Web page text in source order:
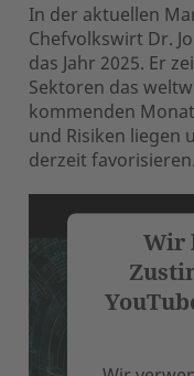
In der aktuellen
Chefvolkswirt Dr.
das Jahr 2025. Er
Sektoren das
kommenden
und Risiken liegen
derzeit favorisieren.
Wir